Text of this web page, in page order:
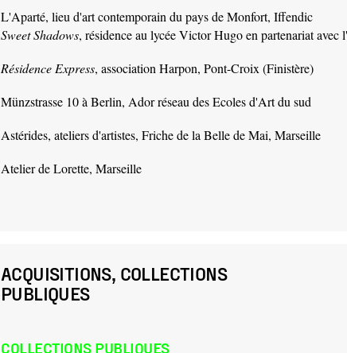
L'Aparté, lieu d'art contemporain du pays de Monfort, Iffendic
Sweet Shadows, résidence au lycée Victor Hugo en partenariat
Résidence Express, association Harpon, Pont-Croix (Finistère)
Münzstrasse 10 à Berlin, Ador réseau des Ecoles d'Art du sud
Astérides, ateliers d'artistes, Friche de la Belle de Mai, Marseille
Atelier de Lorette, Marseille
ACQUISITIONS, COLLECTIONS
PUBLIQUES
COLLECTIONS PUBLIQUES